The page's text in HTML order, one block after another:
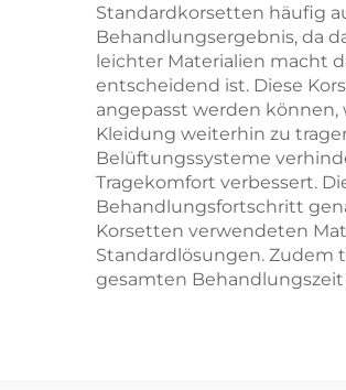
Standardkorsetten häufig
Behandlungsergebnis, da
leichter Materialien macht
entscheidend ist. Diese
angepasst werden
Kleidung weiterhin zu
Belüftungssysteme
Tragekomfort verbessert.
Behandlungsfortschritt
Korsetten verwendeten
Standardlösungen. Zudem
gesamten